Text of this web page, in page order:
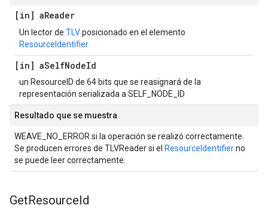
[in] aReader
Un lector de TLVposicionado en el elemento
ResourceIdentifier
[in] aSelfNodeId
un ResourceID de 64 bits que se reasignará de la
representación serializada a SELF_NODE_ID
Resultado que se muestra
WEAVE_NO_ERROR si la operación se realizó correctamente.
Se producen errores de TLVReader si el ResourceIdentifierno
se puede leer correctamente.
GetResourceId